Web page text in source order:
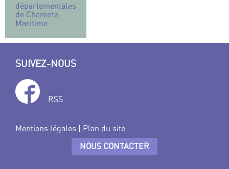
départementales
de Charente-
Maritime.
SUIVEZ-NOUS
RSS
Mentions légales | Plan du site
NOUS CONTACTER